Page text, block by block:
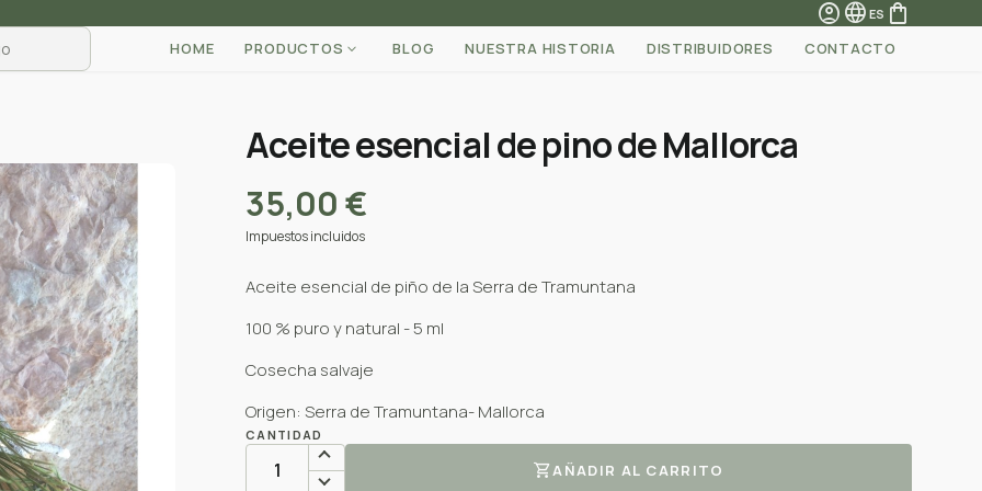
account_circlelanguage ES shopping_bag
HOME PRODUCTOS BLOG NUESTRA HISTORIA DISTRIBUIDORES CONTACTO
Aceite esencial de pino de Mallorca
35,00 €
Impuestos incluidos
Aceite esencial de piño de la Serra de Tramuntana
100 % puro y natural - 5 ml
Cosecha salvaje
Origen: Serra de Tramuntana- Mallorca
CANTIDAD
shopping_cartAÑADIR AL CARRITO